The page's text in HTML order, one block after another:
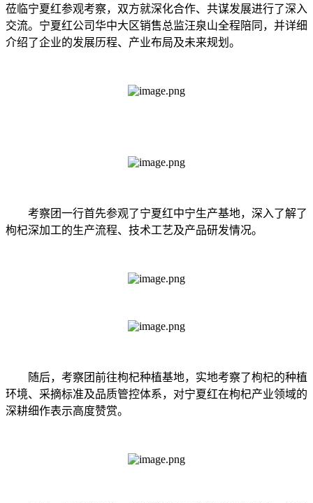
莅临宁夏红参观考察，双方就深化合作、共谋发展进行了深入
交流。宁夏红公司华中大区销售总监汪泉山全程陪同，并详细
介绍了企业的发展历程、产业布局及未来规划。
考察团一行首先参观了宁夏红中宁生产基地，深入了解了
枸杞深加工的生产流程、技术工艺及产品研发情况。
随后，考察团前往枸杞种植基地，实地考察了枸杞的种植
环境、采摘标准及品质管控体系，对宁夏红在枸杞产业领域的
深耕细作表示高度赞赏。